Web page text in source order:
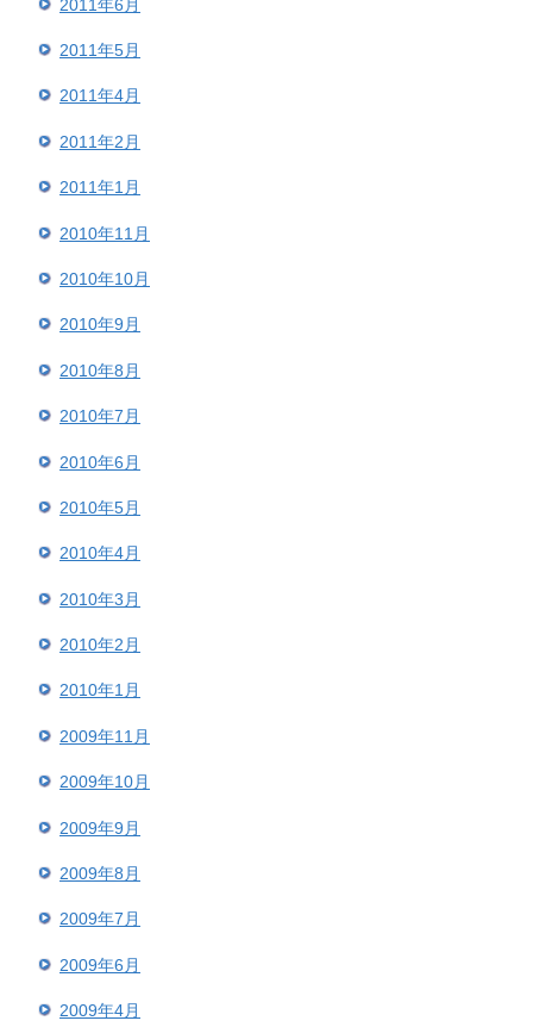
2011年6月
2011年5月
2011年4月
2011年2月
2011年1月
2010年11月
2010年10月
2010年9月
2010年8月
2010年7月
2010年6月
2010年5月
2010年4月
2010年3月
2010年2月
2010年1月
2009年11月
2009年10月
2009年9月
2009年8月
2009年7月
2009年6月
2009年4月